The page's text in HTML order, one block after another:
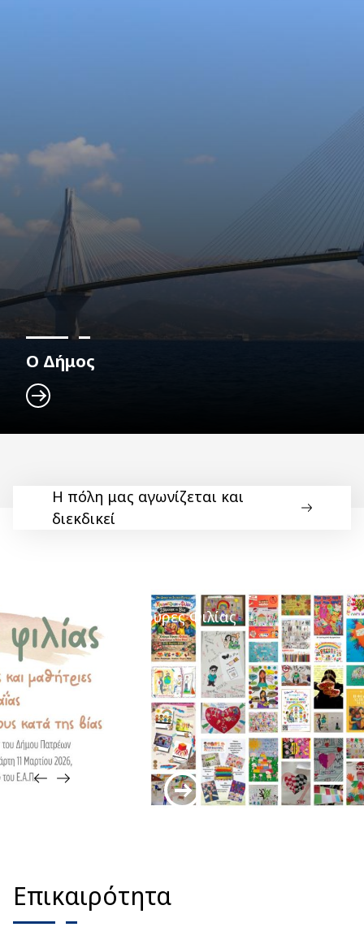
Ο Δήμος
Η πόλη μας αγωνίζεται και
διεκδικεί
Γέφυρες Φιλίας
Επικαιρότητα